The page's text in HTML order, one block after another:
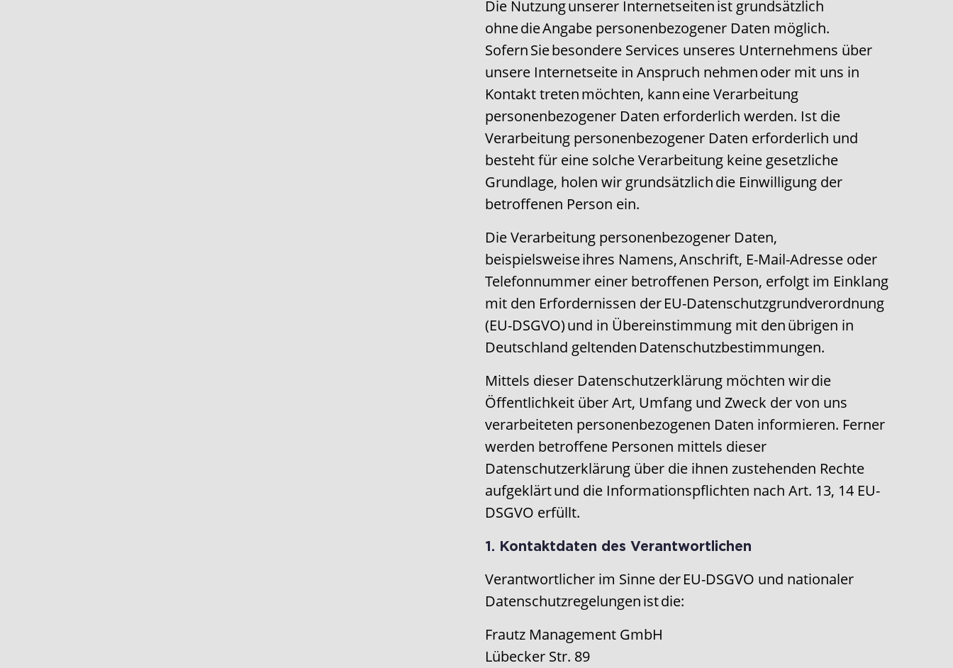
Die Nutzung unserer Internetseiten ist grundsätzlich
ohne die Angabe personenbezogener Daten möglich.
Sofern Sie besondere Services unseres Unternehmens über
unsere Internetseite in Anspruch nehmen oder mit uns in
Kontakt treten möchten, kann eine Verarbeitung
personenbezogener Daten erforderlich werden. Ist die
Verarbeitung personenbezogener Daten erforderlich und
besteht für eine solche Verarbeitung keine gesetzliche
Grundlage, holen wir grundsätzlich die Einwilligung der
betroffenen Person ein.
Die Verarbeitung personenbezogener Daten,
beispielsweise ihres Namens, Anschrift, E-Mail-Adresse oder
Telefonnummer einer betroffenen Person, erfolgt im Einklang
mit den Erfordernissen der EU-Datenschutzgrundverordnung
(EU-DSGVO) und in Übereinstimmung mit den übrigen in
Deutschland geltenden Datenschutzbestimmungen.
Mittels dieser Datenschutzerklärung möchten wir die
Öffentlichkeit über Art, Umfang und Zweck der von uns
verarbeiteten personenbezogenen Daten informieren. Ferner
werden betroffene Personen mittels dieser
Datenschutzerklärung über die ihnen zustehenden Rechte
aufgeklärt und die Informationspflichten nach Art. 13, 14 EU-
DSGVO erfüllt.
1. Kontaktdaten des Verantwortlichen
Verantwortlicher im Sinne der EU-DSGVO und nationaler
Datenschutzregelungen ist die:
Frautz Management GmbH
Lübecker Str. 89